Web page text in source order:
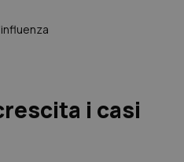
i casi